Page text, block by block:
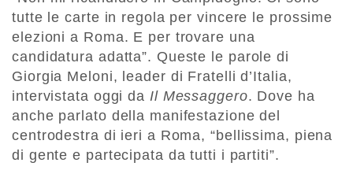
tutte le carte in regola per vincere le prossime
elezioni a Roma. E per trovare una
candidatura adatta”. Queste le parole di
Giorgia Meloni, leader di Fratelli d’Italia,
intervistata oggi da Il Messaggero. Dove ha
anche parlato della manifestazione del
centrodestra di ieri a Roma, “bellissima, piena
di gente e partecipata da tutti i partiti”.